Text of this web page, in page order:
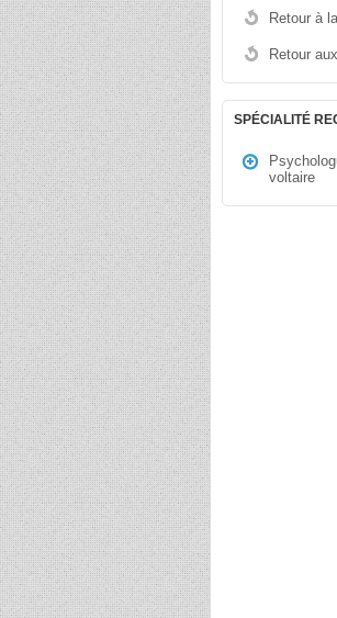
Retour à
Retour
SPÉCIALITÉ
voltaire